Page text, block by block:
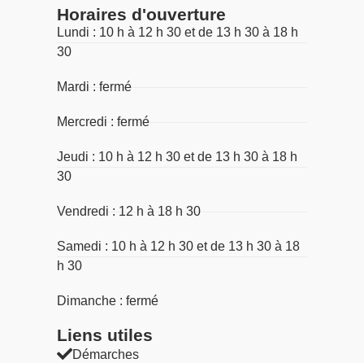
Horaires d'ouverture
Lundi : 10 h à 12 h 30 et de 13 h 30 à 18 h
30
Mardi : fermé
Mercredi : fermé
Jeudi : 10 h à 12 h 30 et de 13 h 30 à 18 h
30
Vendredi : 12 h à 18 h 30
Samedi : 10 h à 12 h 30 et de 13 h 30 à 18
h 30
Dimanche : fermé
Liens utiles​
Démarches